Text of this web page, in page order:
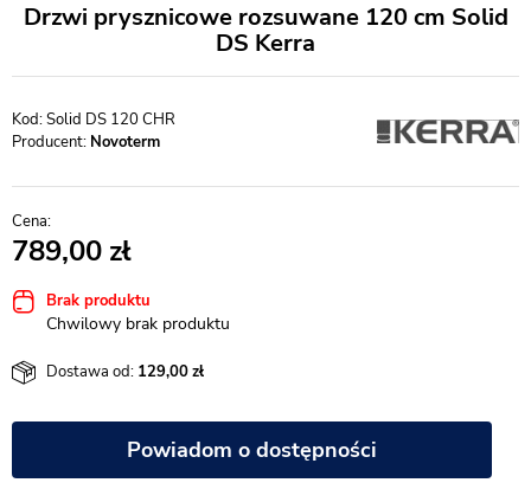
Drzwi prysznicowe rozsuwane 120 cm Solid
DS Kerra
Solid DS 120 CHR
Producent: Novoterm
789,00
Brak produktu
Chwilowy brak produktu
Dostawa od: 129,00
Powiadom o dostępności